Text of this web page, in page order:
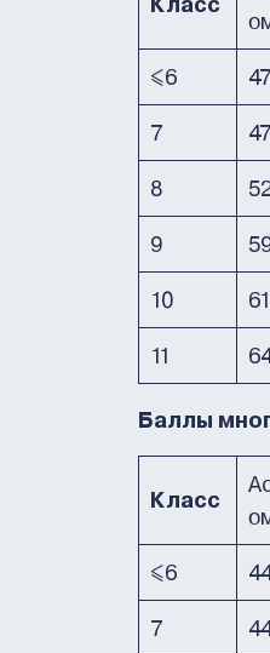
≤6 47
7 47
8
9
10 61
11
Баллы
Класс
≤6
7